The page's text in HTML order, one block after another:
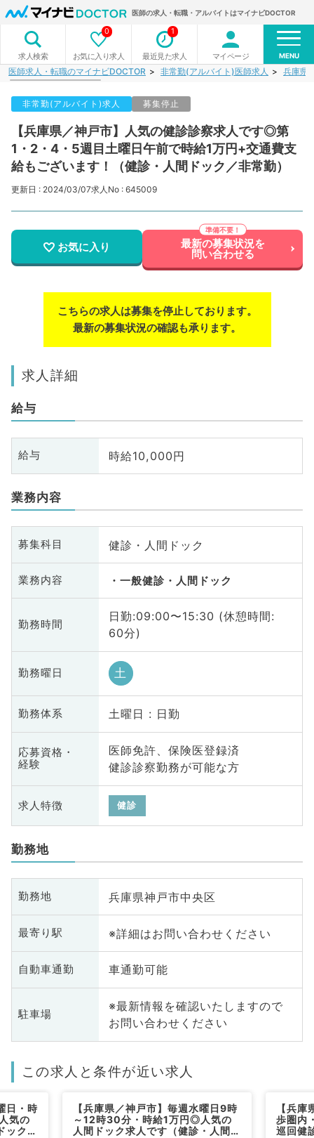
医師の求人・転職・アルバイトはマイナビDOCTOR
求人検索 お気に入り求人
0
最近見た求人
1
マイページ MENU
医師求人・転職のマイナビDOCTOR 非常勤(アルバイト)医師求人 兵庫県
非常勤(アルバイト)求人 募集停止
【兵庫県／神戸市】人気の健診診察求人です◎第
1・2・4・5週目土曜日午前で時給1万円+交通費支
給もございます！（健診・人間ドック／非常勤）
更新日 : 2024/03/07求人No : 645009
お気に入り 最新の募集状況を
問い合わせる
こちらの求人は募集を停止しております。
最新の募集状況の確認も承ります。
求人詳細
給与
給与 時給10,000円
業務内容
募集科目 健診・人間ドック
業務内容 一般健診・人間ドック
勤務時間
日勤:09:00〜15:30 (休憩時間:
60分)
勤務曜日 土
勤務体系 土曜日 : 日勤
応募資格・
経験
医師免許、保険医登録済
健診診察勤務が可能な方
求人特徴 健診
勤務地
勤務地 兵庫県神戸市中央区
最寄り駅 ※詳細はお問い合わせください
自動車通勤 車通勤可能
駐車場
※最新情報を確認いたしますので
お問い合わせください
この求人と条件が近い求人
日・時
気の
ック／
【兵庫県／神戸市】毎週水曜日9時
～12時30分・時給1万円◎人気の
人間ドック求人です（健診・人間ド
【兵
歩圏内
巡回健